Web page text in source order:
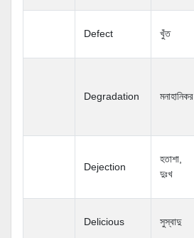
Defect খুঁত
Degradation মনাহানিকর
Dejection
হতাশা,
দুঃখ
Delicious সুস্বাদু